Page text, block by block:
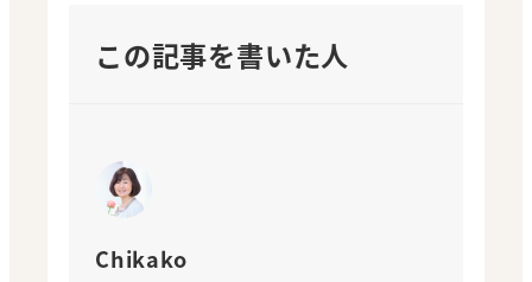
この記事を書いた人
Chikako